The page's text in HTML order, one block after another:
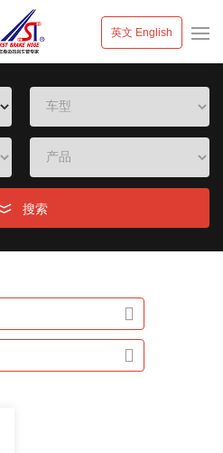
英文 English
搜索